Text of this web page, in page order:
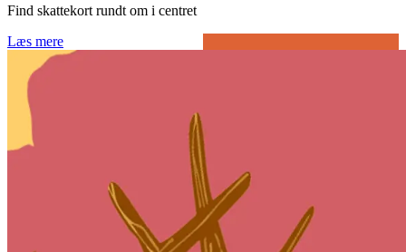
Find skattekort rundt om i centret
Læs mere